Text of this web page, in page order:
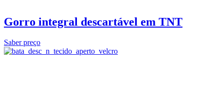
Gorro integral descartável em TNT
Saber preço